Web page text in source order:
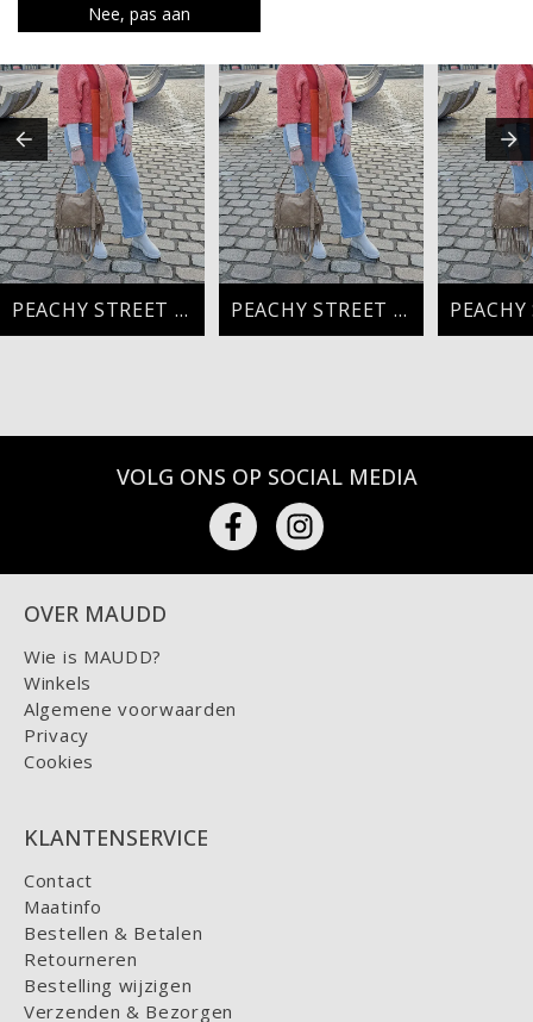
PEACHY STREET STYLE PEACHY STREET STYLE
VOLG ONS OP SOCIAL MEDIA
OVER MAUDD
Wie is MAUDD?
Winkels
Algemene voorwaarden
Privacy
Cookies
KLANTENSERVICE
Contact
Maatinfo
Bestellen & Betalen
Retourneren
Bestelling wijzigen
Verzenden & Bezorgen
Nee, pas aan